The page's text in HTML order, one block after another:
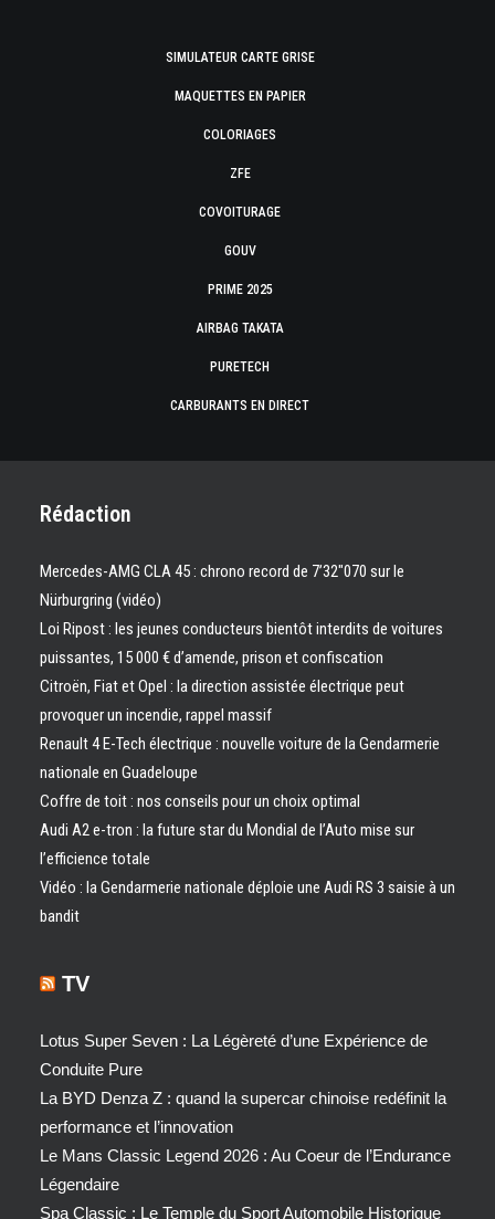
SIMULATEUR CARTE GRISE
MAQUETTES EN PAPIER
COLORIAGES
ZFE
COVOITURAGE
GOUV
PRIME 2025
AIRBAG TAKATA
PURETECH
CARBURANTS EN DIRECT
Rédaction
Mercedes-AMG CLA 45 : chrono record de 7’32″070 sur le
Nürburgring (vidéo)
Loi Ripost : les jeunes conducteurs bientôt interdits de voitures
puissantes, 15 000 € d’amende, prison et confiscation
Citroën, Fiat et Opel : la direction assistée électrique peut
provoquer un incendie, rappel massif
Renault 4 E-Tech électrique : nouvelle voiture de la Gendarmerie
nationale en Guadeloupe
Coffre de toit : nos conseils pour un choix optimal
Audi A2 e-tron : la future star du Mondial de l’Auto mise sur
l’efficience totale
Vidéo : la Gendarmerie nationale déploie une Audi RS 3 saisie à un
bandit
TV
Lotus Super Seven : La Légèreté d’une Expérience de
Conduite Pure
La BYD Denza Z : quand la supercar chinoise redéfinit la
performance et l’innovation
Le Mans Classic Legend 2026 : Au Coeur de l’Endurance
Légendaire
Spa Classic : Le Temple du Sport Automobile Historique